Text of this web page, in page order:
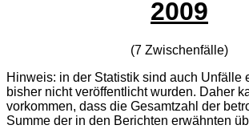
2009
(7 Zwischenfälle)
Hinweis: in der Statistik sind auch Unfälle
bisher nicht veröffentlicht wurden. Daher
vorkommen, dass die Gesamtzahl der
Summe der in den Berichten erwähnten